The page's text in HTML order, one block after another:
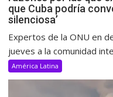
que Cuba podría
silenciosa’
Expertos de la ONU en
jueves a la comunidad
América Latina